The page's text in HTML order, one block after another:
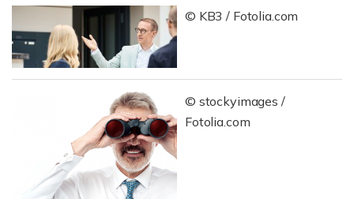
© KB3 / Fotolia.com
© stockyimages /
Fotolia.com